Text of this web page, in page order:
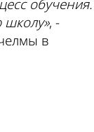
обучения.
школу», -
в